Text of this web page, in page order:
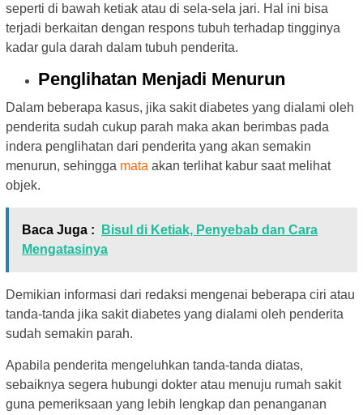
seperti di bawah ketiak atau di sela-sela jari. Hal ini bisa
terjadi berkaitan dengan respons tubuh terhadap tingginya
kadar gula darah dalam tubuh penderita.
Penglihatan Menjadi Menurun
Dalam beberapa kasus, jika sakit diabetes yang dialami oleh
penderita sudah cukup parah maka akan berimbas pada
indera penglihatan dari penderita yang akan semakin
menurun, sehingga mata akan terlihat kabur saat melihat
objek.
Baca Juga :
Bisul di Ketiak, Penyebab dan Cara
Mengatasinya
Demikian informasi dari redaksi mengenai beberapa ciri atau
tanda-tanda jika sakit diabetes yang dialami oleh penderita
sudah semakin parah.
Apabila penderita mengeluhkan tanda-tanda diatas,
sebaiknya segera hubungi dokter atau menuju rumah sakit
guna pemeriksaan yang lebih lengkap dan penanganan